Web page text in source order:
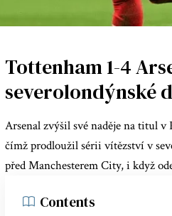
Tottenham 1-4
severolondýnské
Arsenal zvýšil své naděje na titul
čímž prodloužil sérii vítězství v
před Manchesterem City, i když
Contents